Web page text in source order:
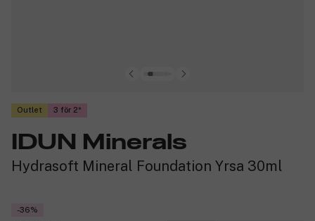
Outlet 3 för 2
IDUN Minerals
Hydrasoft Mineral Foundation Yrsa 30ml
-36%